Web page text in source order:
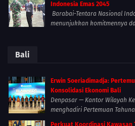
Indonesia Emas 2045
Barabai-Tentara Nasional
menunjukkan komitmennya
Bali
Erwin Soeriadimadja:
Konsolidasi Ekonomi Bali
Denpasar — Kantor Wilayah
menghadiri Pertemuan